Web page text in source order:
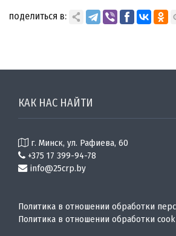
поделиться в:
КАК НАС НАЙТИ
г. Минск, ул. Рафиева, 60
+375 17 399-94-78
info@25crp.by
Политика в отношении обработки
Политика в отношении обработки